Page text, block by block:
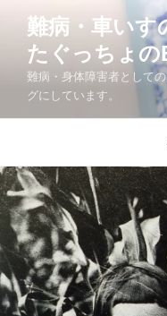
へ
ッ
プ
難病・車
たぐっちょの
難病・身体障害者として
グにしています。